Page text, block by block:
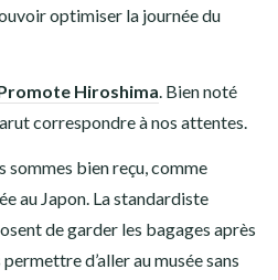
optimiser la journée du
Hiroshima . Bien noté
correspondre à nos attentes.
sommes bien reçu, comme
au Japon. La standardiste
de garder les bagages après
d’aller au musée sans